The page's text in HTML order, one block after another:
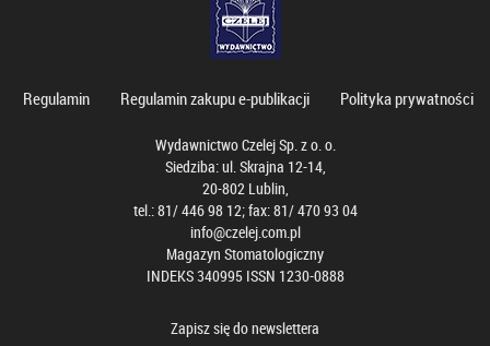
Regulamin Regulamin zakupu e-publikacji Polityka prywatności
Wydawnictwo Czelej Sp. z o. o.
Siedziba: ul. Skrajna 12-14,
20-802 Lublin,
tel.: 81/ 446 98 12; fax: 81/ 470 93 04
info@czelej.com.pl
Magazyn Stomatologiczny
INDEKS 340995 ISSN 1230-0888
Zapisz się do newslettera